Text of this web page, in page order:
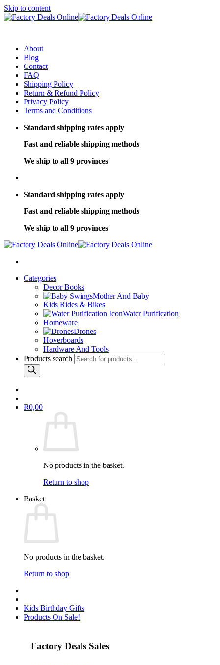
Skip to content
About
Blog
Contact
FAQ
Shipping Policy
Return & Refund Policy
Privacy Policy
Terms and Conditions
Standard shipping rates apply
Fast and reliable shipping methods
We ship to all 9 provinces
Standard shipping rates apply
Fast and reliable shipping methods
We ship to all 9 provinces
Categories
Decor Books
Mother And Baby
Kids Rides & Bikes
Water Purification
Homeware
Drones
Hoverboards
Hardware And Tools
Products search
R0,00
No products in the basket.
Return to shop
Basket
No products in the basket.
Return to shop
Kids Birthday Gifts
Products On Sale!
Factory Deals Sales